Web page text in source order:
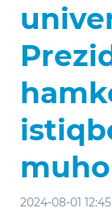
2024-08-01 12:45